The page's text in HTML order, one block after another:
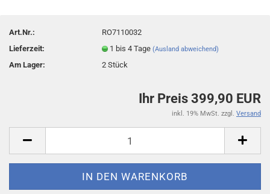
Art.Nr.:
RO7110032
Lieferzeit:
1 bis 4 Tage(Ausland abweichend)
Am Lager: 2Stück
Ihr Preis 399,90 EUR
inkl. 19% MwSt. zzgl. Versand